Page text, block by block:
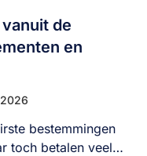
de
en
bestemmingen
toch betalen veel